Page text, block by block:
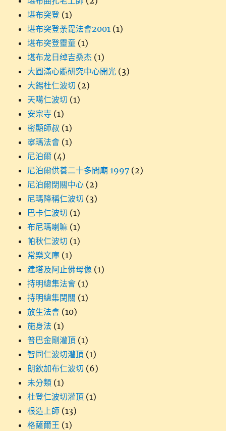
堪布突登 (1)
堪布突登荼毘法會2001 (1)
堪布突登靈童 (1)
堪布龙日绰吉桑杰 (1)
大圓滿心髓研究中心開光 (3)
大錫杜仁波切 (2)
天噶仁波切 (1)
安宗寺 (1)
密顯師叔 (1)
寧瑪法會 (1)
尼泊爾 (4)
尼泊爾供養二十多間廟 1997 (2)
尼泊爾閉關中心 (2)
尼瑪降稱仁波切 (3)
巴卡仁波切 (1)
布尼瑪喇嘛 (1)
帕秋仁波切 (1)
常樂文庫 (1)
建塔及阿止佛母像 (1)
持明總集法會 (1)
持明總集閉關 (1)
放生法會 (10)
施身法 (1)
普巴金剛灌頂 (1)
智同仁波切灌頂 (1)
朗欽加布仁波切 (6)
未分類 (1)
杜登仁波切灌頂 (1)
根造上師 (13)
格薩爾王 (1)